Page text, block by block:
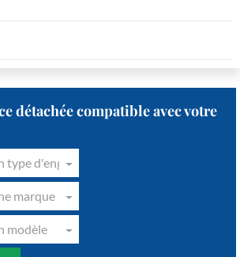
détachée compatible avec votre
type d'engin
marque
modèle